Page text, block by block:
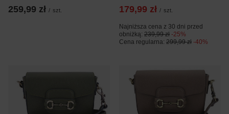
259,99 zł / szt. 179,99 zł / szt.
Najniższa cena z 30 dni przed
obniżką: 239,99 zł -25%
Cena regularna: 299,99 zł -40%